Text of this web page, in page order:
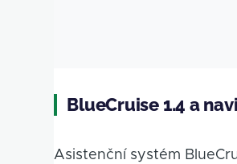
BlueCruise 1.4 a
Asistenční systém